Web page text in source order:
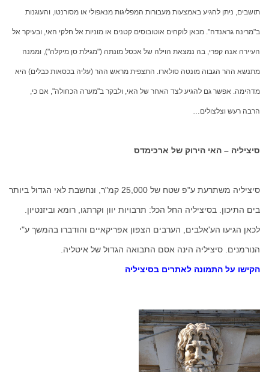
תושבים, ניתן להגיע באמצעות מעבורות המפליגות מנאפולי או מסורנטו, והעוגנות
ב"מרינה גראנדה". מכאן לוקחים אוטובוסים קטנים או מוניות אל חלקי האי, ובעיקר אל
העיירה אנה קפרי, בה נמצאת הוילה של אכסל מונתה ("מגילת סן מיקלה"), וממנה
מתנשא ההר הגבוה מונטה סולארו. התצפית מראש ההר (עליה בכסאות כבלים) היא
מדהימה. אפשר גם להגיע לצד האחר של האי, ולבקר ב"מערה הכחולה", אם כי,
הרבה רעש וצלצולים…
סיציליה – האי הירוק של ארכימדס
סיציליה משתרעת ע"פ שטח של 25,000 קמ"ר, ונחשבת לאי הגדול ביותר
בים התיכון. בסיציליה החל הכל: תרבויות יוון וקרתגו, רומא וביזנטיון.
לכאן הגיעו הע'אלבים, הערבים הצפון אפריקאיים והודברו בהמשך ע"י
הנורמנים. סיציליה הינה אסם התבואה הגדול של איטליה.
הקישו על התמונה לאתרים בסיציליה